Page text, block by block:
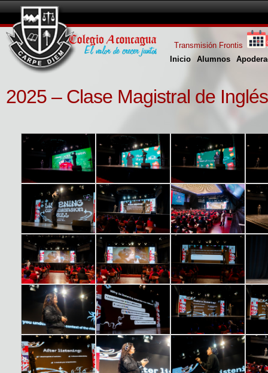
Inicio Alumnos
Transmisión Frontis
2025 – Clase Magistral de